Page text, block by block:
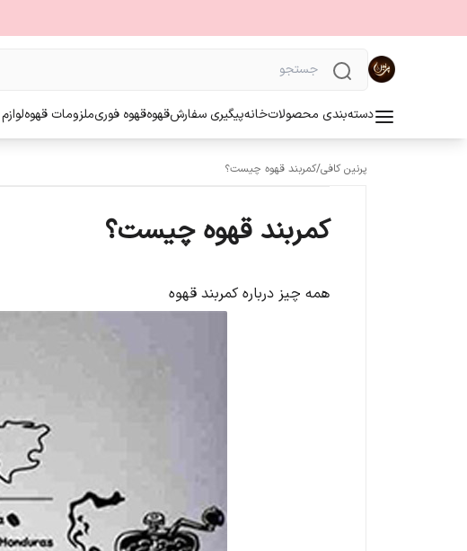
دسته‌بندی محصولاتخانهپیگیری سفارشقهوهقهوه فوریملزومات قهوه
پرنین کافی/کمربند قهوه چیست؟
کمربند قهوه چیست؟
همه چیز درباره کمربند قهوه